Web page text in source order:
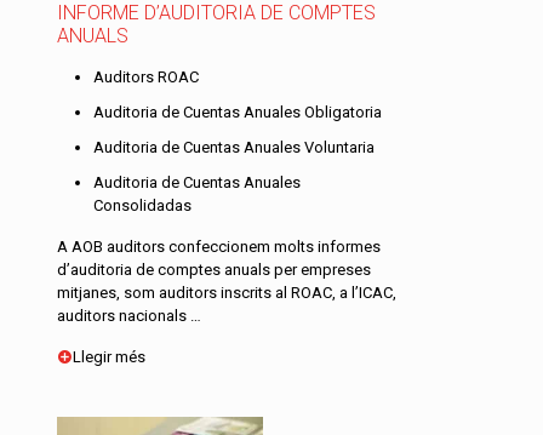
INFORME D’AUDITORIA DE COMPTES
ANUALS
Auditors ROAC
Auditoria de Cuentas Anuales Obligatoria
Auditoria de Cuentas Anuales Voluntaria
Auditoria de Cuentas Anuales
Consolidadas
A AOB auditors confeccionem molts informes
d’auditoria de comptes anuals per empreses
mitjanes, som auditors inscrits al ROAC, a l’ICAC,
auditors nacionals …
Llegir més